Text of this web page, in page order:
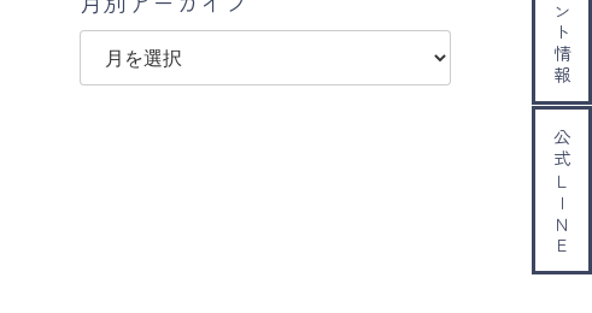
ア
カ
公式ＬＩＮＥ